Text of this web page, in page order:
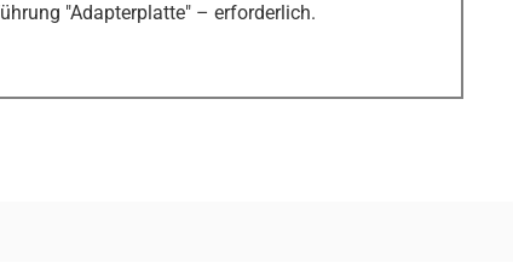
"Adapterplatte" – erforderlich.